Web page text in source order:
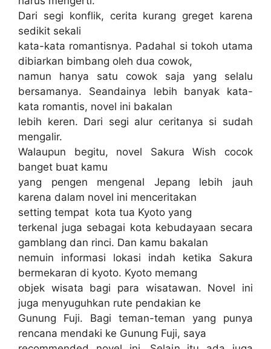
Dari segi konflik, cerita kurang greget karena
sedikit sekali
kata-kata romantisnya. Padahal si tokoh utama
dibiarkan bimbang oleh dua cowok,
namun hanya satu cowok saja yang selalu
bersamanya. Seandainya lebih banyak kata-
kata romantis, novel ini bakalan
lebih keren. Dari segi alur ceritanya si sudah
mengalir.
Walaupun begitu, novel Sakura Wish cocok
banget buat kamu
yang pengen mengenal Jepang lebih jauh
karena dalam novel ini menceritakan
setting tempat kota tua Kyoto yang
terkenal juga sebagai kota kebudayaan secara
gamblang dan rinci. Dan kamu bakalan
nemuin informasi lokasi indah ketika Sakura
bermekaran di kyoto. Kyoto memang
objek wisata bagi para wisatawan. Novel ini
juga menyuguhkan rute pendakian ke
Gunung Fuji. Bagi teman-teman yang punya
rencana mendaki ke Gunung Fuji, saya